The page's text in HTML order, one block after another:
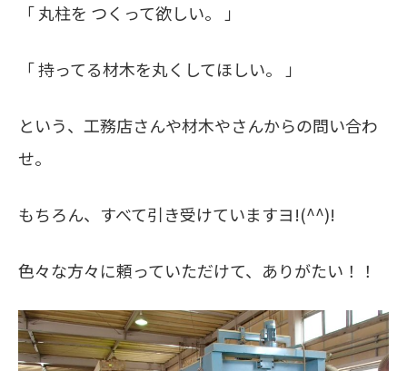
「 丸柱を つくって欲しい。 」
「 持ってる材木を丸くしてほしい。 」
という、工務店さんや材木やさんからの問い合わ
せ。
もちろん、すべて引き受けていますヨ!(^^)!
色々な方々に頼っていただけて、ありがたい！！